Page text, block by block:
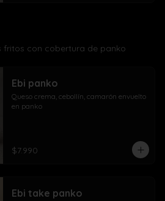
fritos con cobertura de panko
Ebi panko
Queso crema, cebollín, camarón envuelto
en panko
$7.990
Ebi take panko